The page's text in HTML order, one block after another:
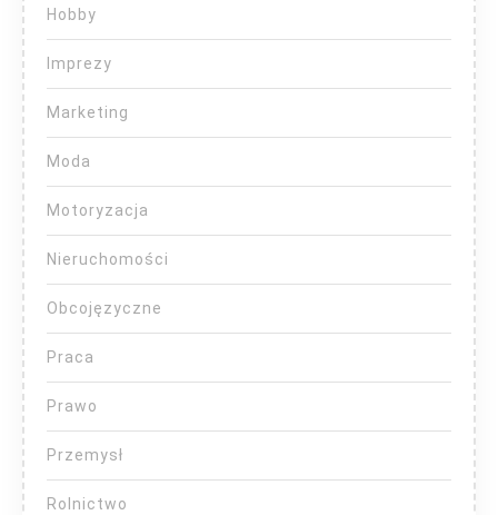
Hobby
Imprezy
Marketing
Moda
Motoryzacja
Nieruchomości
Obcojęzyczne
Praca
Prawo
Przemysł
Rolnictwo